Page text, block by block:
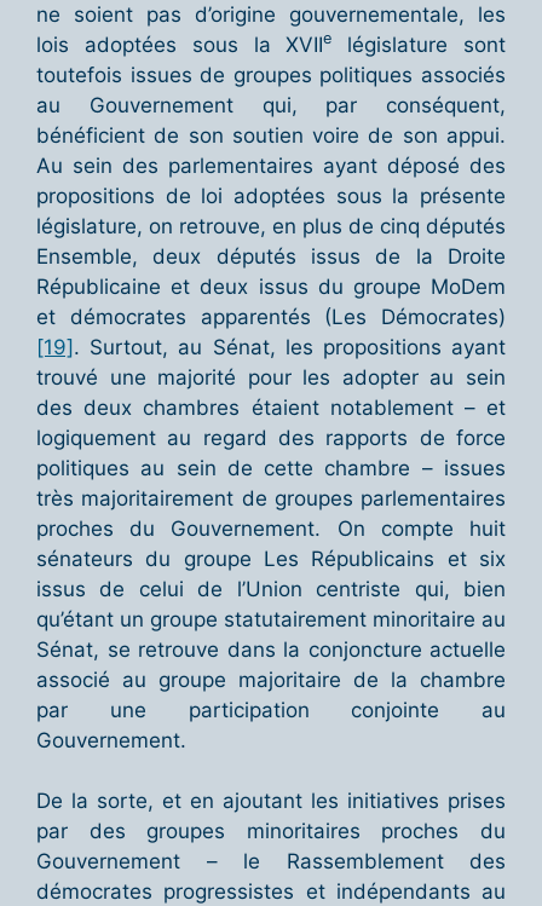
ne soient pas d’origine gouvernementale, les
lois adoptées sous la XVIIe
législature sont
toutefois issues de groupes politiques associés
au Gouvernement qui, par conséquent,
bénéficient de son soutien voire de son appui.
Au sein des parlementaires ayant déposé des
propositions de loi adoptées sous la présente
législature, on retrouve, en plus de cinq députés
Ensemble, deux députés issus de la Droite
Républicaine et deux issus du groupe MoDem
et démocrates apparentés (Les Démocrates)
[19]. Surtout, au Sénat, les propositions ayant
trouvé une majorité pour les adopter au sein
des deux chambres étaient notablement – et
logiquement au regard des rapports de force
politiques au sein de cette chambre – issues
très majoritairement de groupes parlementaires
proches du Gouvernement. On compte huit
sénateurs du groupe Les Républicains et six
issus de celui de l’Union centriste qui, bien
qu’étant un groupe statutairement minoritaire au
Sénat, se retrouve dans la conjoncture actuelle
associé au groupe majoritaire de la chambre
par une participation conjointe au
Gouvernement.
De la sorte, et en ajoutant les initiatives prises
par des groupes minoritaires proches du
Gouvernement – le Rassemblement des
démocrates progressistes et indépendants au